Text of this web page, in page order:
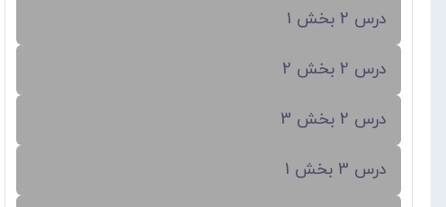
درس 2 بخش 1
درس 2 بخش 2
درس 2 بخش 3
درس 3 بخش 1